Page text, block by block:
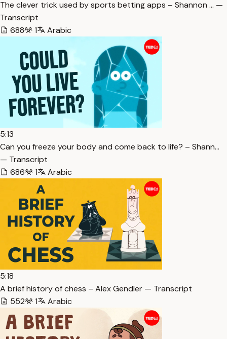
The clever trick used by sports betting apps – Shannon … —
Transcript
688
1 Arabic
5:13
Can you freeze your body and come back to life? – Shann…
— Transcript
686
1 Arabic
5:18
A brief history of chess – Alex Gendler — Transcript
552
1 Arabic